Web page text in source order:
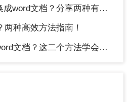
文档？分享两种有效的方法！
两种高效方法指南！
？这二个方法学会省时省力！